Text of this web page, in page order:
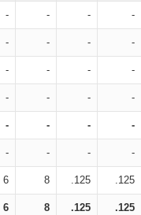
- - - -
- - - -
- - - -
- - - -
- - - -
- - - -
6 8 .125 .125
6 8 .125 .125